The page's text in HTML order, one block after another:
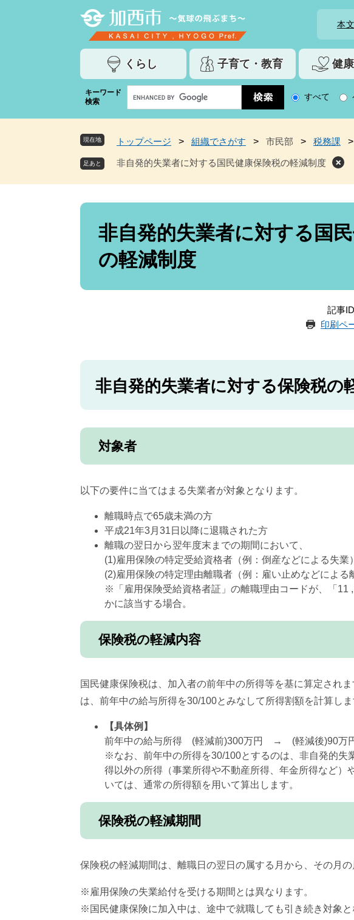
本
くらし 子育て・教育 健
キーワード
検索
o
l
カ
索
すべて
現在地 トップページ > 組織でさがす > 市民部 > 税務課 >
非自発的失業者に対する国民健康保険税の軽減制度
本
非自発的失業者に対する国
の軽減制度
記事
印刷ペ
非自発的失業者に対する保険税の
対象者
以下の要件に当てはまる失業者が対象となります。
離職時点で65歳未満の方
平成21年3月31日以降に退職された方
離職の翌日から翌年度末までの期間において、
(1)雇用保険の特定受給資格者（例：倒産などによる失業）
(2)雇用保険の特定理由離職者（例：雇い止めなどによ
※「雇用保険受給資格者証」の離職理由コードが、「11
かに該当する場合。
保険税の軽減内容
国民健康保険税は、加入者の前年中の所得等を基に算定され
は、前年中の給与所得を30/100とみなして所得割額を計算しま
【具体例】
前年中の給与所得 (軽減前)300万円 → (軽減後)90万
※なお、前年中の所得を30/100とするのは、非自発的失
得以外の所得（事業所得や不動産所得、年金所得など）
いては、通常の所得額を用いて算出します。
保険税の軽減期間
保険税の軽減期間は、離職日の翌日の属する月から、その月
※雇用保険の失業給付を受ける期間とは異なります。
※国民健康保険に加入中は、途中で就職しても引き続き対象